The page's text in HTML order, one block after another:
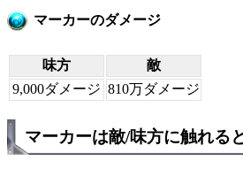
マーカーのダメージ
味方
敵
9,000ダメージ 810万ダメージ
マーカーは敵/味方に触れる